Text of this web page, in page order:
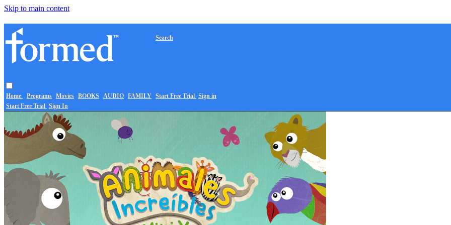
Skip to main content
Home Programs Movies BOOKS AUDIO FAMILY
Search
Start Free Trial Sign in
Start Free Trial Sign In